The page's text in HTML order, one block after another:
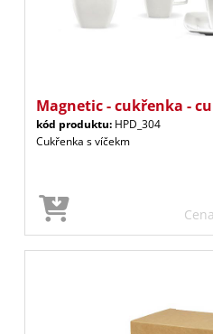
Magnetic - cukřenka -
kód produktu: HPD_304
Cukřenka s víčekm